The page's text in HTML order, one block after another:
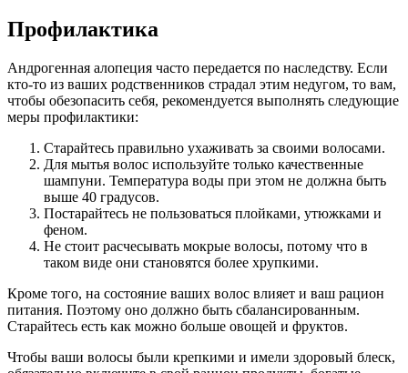
Профилактика
Андрогенная алопеция часто передается по наследству. Если
кто-то из ваших родственников страдал этим недугом, то вам,
чтобы обезопасить себя, рекомендуется выполнять следующие
меры профилактики:
Старайтесь правильно ухаживать за своими волосами.
Для мытья волос используйте только качественные
шампуни. Температура воды при этом не должна быть
выше 40 градусов.
Постарайтесь не пользоваться плойками, утюжками и
феном.
Не стоит расчесывать мокрые волосы, потому что в
таком виде они становятся более хрупкими.
Кроме того, на состояние ваших волос влияет и ваш рацион
питания. Поэтому оно должно быть сбалансированным.
Старайтесь есть как можно больше овощей и фруктов.
Чтобы ваши волосы были крепкими и имели здоровый блеск,